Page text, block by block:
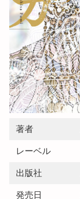
著者
レーベル
出版社
発売日